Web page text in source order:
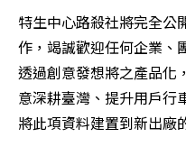
特生中心路殺社將完全公
作，竭誠歡迎任何企業、
透過創意發想將之產品化
意深耕臺灣、提升用戶行
將此項資料建置到新出廠